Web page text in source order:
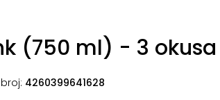
(750 ml) - 3 okusa
4260399641628